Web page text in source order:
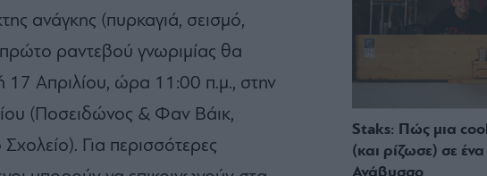
ανάγκης (πυρκαγιά, σεισμό,
ραντεβού γνωριμίας θα
17 Απριλίου, ώρα 11:00 π.μ., στην
(Ποσειδώνος & Φαν Βάικ,
Για περισσότερες
Staks: Πώς μια
(και ρίζωσε) σε